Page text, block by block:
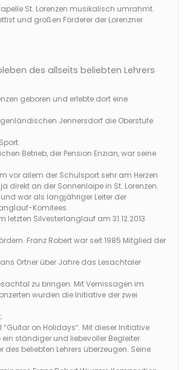
St. Lorenzen musikalisch umrahmt.
und großen Förderer der Lorenzner
des allseits beliebten Lehrers
geboren und erlebte dort eine
Jennersdorf die Oberstufe
Betrieb, der Pension Enzian, war seine
vor allem der Schulsport sehr am Herzen
an der Sonnenloipe in St. Lorenzen.
war als langjähriger Leiter der
Komitees.
Silvesterlanglauf am 31.12.2013
Franz Robert war seit 1985 Mitglied der
Ortner über Jahre das Lesachtaler
zu bringen. Mit Vernissagen im
wurden die Initiative der zwei
on Holidays“. Mit dieser Initiative
ständiger und liebevoller Begleiter.
beliebten Lehrers überzeugen. Seine